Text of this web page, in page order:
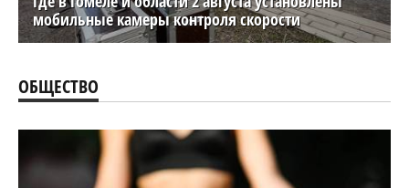
мобильные камеры контроля скорости
ОБЩЕСТВО